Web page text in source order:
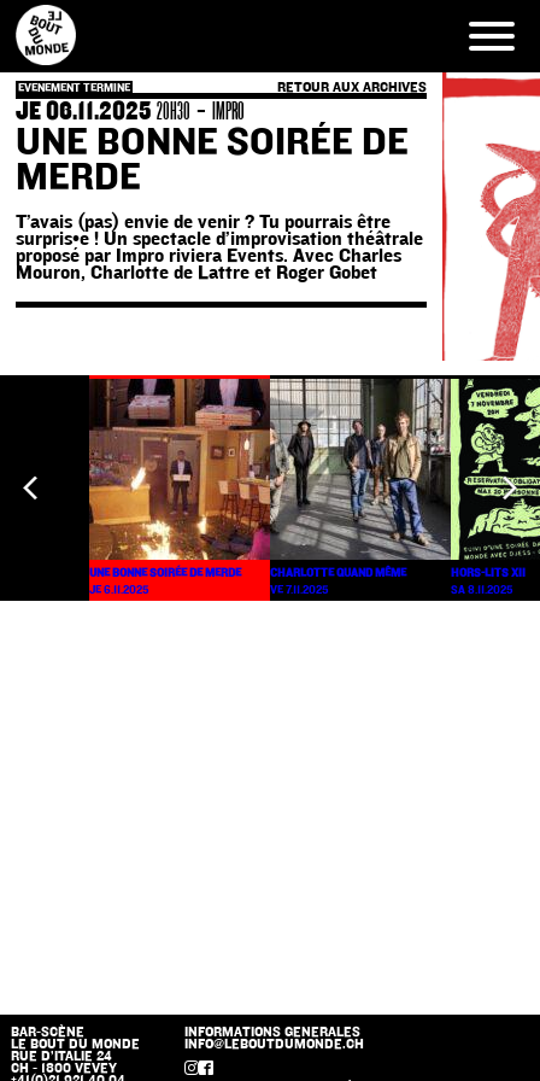
Skip
content
EVENEMENT TERMINE RETOUR AUX ARCHIVES
JE 06.11.2025 20H30 -IMPRO
UNE BONNE SOIRÉE DE
MERDE
T’avais (pas) envie de venir ? Tu pourrais être
surpris•e ! Un spectacle d’improvisation théâtrale
proposé par Impro riviera Events. Avec Charles
Mouron, Charlotte de Lattre et Roger Gobet
UNE BONNE SOIRÉE DE MERDE
JE 6.11.2025
CHARLOTTE QUAND MÊME
VE 7.11.2025
HORS-LITS XII
SA 8.11.2025
BAR-SCÈNE
LE BOUT DU MONDE
RUE D’ITALIE 24
CH - 1800 VEVEY
INFORMATIONS GENERALES
INFO@LEBOUTDUMONDE.CH